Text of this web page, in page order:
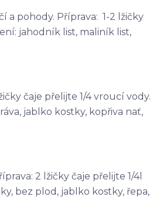
a pohody. Příprava: 1-2 lžičky
jahodník list, maliník list,
čaje přelijte 1/4 vroucí vody.
jablko kostky, kopřiva nať,
2 lžičky čaje přelijte 1/4l
bez plod, jablko kostky, řepa,